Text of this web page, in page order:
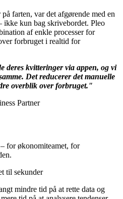
farten, var det afgørende med en
ikke kun bag skrivebordet. Pleo
af enkle processer for
forbruget i realtid for
deres kvitteringer via appen, og vi
Det reducerer det manuelle
overblik over forbruget."
Partner
for økonomiteamet, for
til sekunder
mindre tid på at rette data og